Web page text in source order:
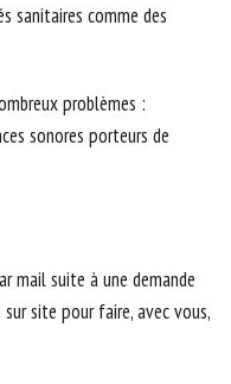
sanitaires comme des
problèmes :
sonores porteurs de
mail suite à une demande
site pour faire, avec vous,